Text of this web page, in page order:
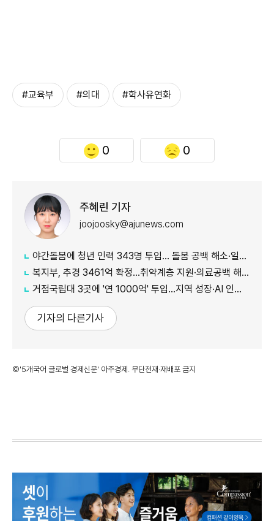
#교육부 #의대 #학사유연화
0 0
주혜린 기자
joojoosky@ajunews.com
야간돌봄에 청년 인력 343명 투입… 돌봄 공백 해소·일자리 확대 추진
복지부, 추경 3461억 확정…취약계층 지원·의료공백 해소 강화
거점국립대 3곳에 '연 1000억' 투입…지역 성장·AI 인재 거점 육성
기자의 다른기사
©'5개국어 글로벌 경제신문' 아주경제. 무단전재·재배포 금지